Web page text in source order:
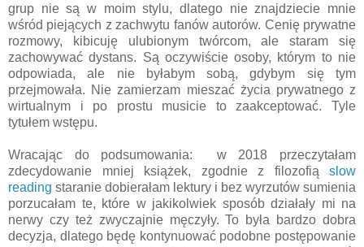
grup nie są w moim stylu, dlatego nie znajdziecie mnie
wśród piejących z zachwytu fanów autorów. Cenię prywatne
rozmowy, kibicuję ulubionym twórcom, ale staram się
zachowywać dystans. Są oczywiście osoby, którym to nie
odpowiada, ale nie byłabym sobą, gdybym się tym
przejmowała. Nie zamierzam mieszać życia prywatnego z
wirtualnym i po prostu musicie to zaakceptować. Tyle
tytułem wstępu.
Wracając do podsumowania: w 2018 przeczytałam
zdecydowanie mniej książek, zgodnie z filozofią slow
reading staranie dobierałam lektury i bez wyrzutów sumienia
porzucałam te, które w jakikolwiek sposób działały mi na
nerwy czy też zwyczajnie męczyły. To była bardzo dobra
decyzja, dlatego będę kontynuować podobne postępowanie